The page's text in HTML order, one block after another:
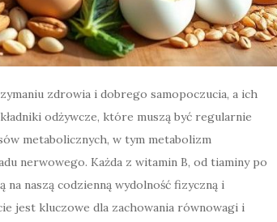
zdrowia i dobrego samopoczucia, a ich
odżywcze, które muszą być regularnie
metabolicznych, w tym metabolizm
nerwowego. Każda z witamin B, od tiaminy po
naszą codzienną wydolność fizyczną i
jest kluczowe dla zachowania równowagi i